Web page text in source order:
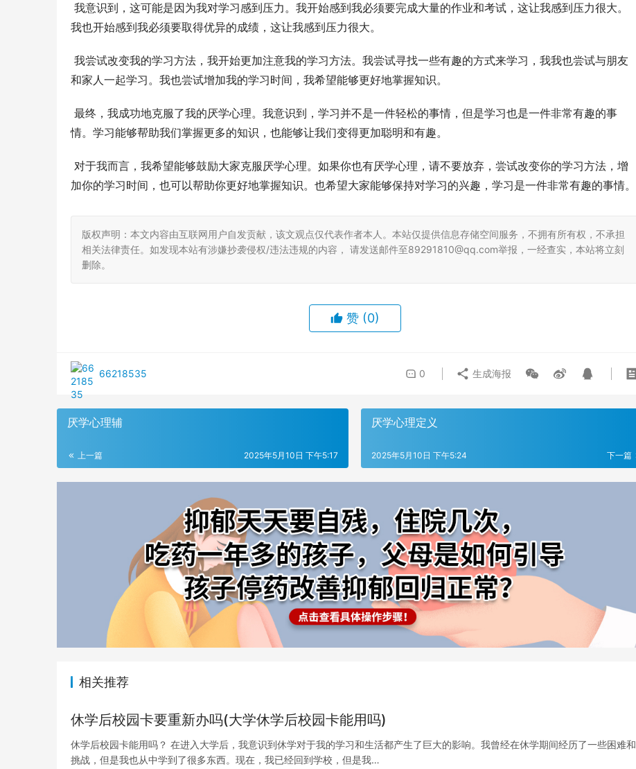
我也开始感到我必须要取得优异的成绩，这让我感到压力很大。
和家人一起学习。我也尝试增加我的学习时间，我希望能够更好地掌握知识。
情。学习能够帮助我们掌握更多的知识，也能够让我们变得更加聪明和有趣。
加你的学习时间，也可以帮助你更好地掌握知识。也希望大家能够保持对学习的兴趣，学习是一件非常有趣的事情。
版权声明：本文内容由互联网用户自发贡献，该文观点仅代表作者本人。本站仅提供信息存储空间服务，不拥有所有权，不承担
相关法律责任。如发现本站有涉嫌抄袭侵权/违法违规的内容， 请发送邮件至89291810@qq.com举报，一经查实，本站将立刻
删除。
赞 (0)
66218535 0 生成海报
厌学心理辅
上一篇 2025年5月10日 下午5:17
厌学心理定义
下一篇
2025年5月10日 下午5:24
相关推荐
休学后校园卡要重新办吗(大学休学后校园卡能用吗)
休学后校园卡能用吗？ 在进入大学后，我意识到休学对于我的学习和生活都产生了巨大的影响。我曾经在休学期间经历了一些困难和
挑战，但是我也从中学到了很多东西。现在，我已经回到学校，但是我…